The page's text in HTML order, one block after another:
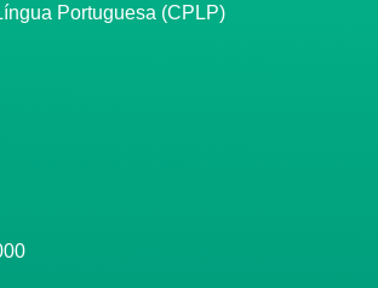
Portuguesa (CPLP)